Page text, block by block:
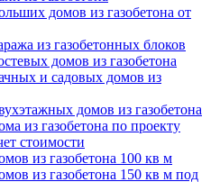
домов из газобетона от
из газобетонных блоков
домов из газобетона
и садовых домов из
домов из газобетона
из газобетона по проекту
стоимости
из газобетона 100 кв м
из газобетона 150 кв м под